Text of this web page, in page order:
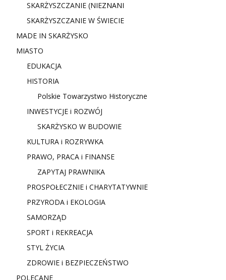
SKARŻYSZCZANIE (NIEZNANI
SKARŻYSZCZANIE W ŚWIECIE
MADE IN SKARŻYSKO
MIASTO
EDUKACJA
HISTORIA
Polskie Towarzystwo Historyczne
INWESTYCJE i ROZWÓJ
SKARŻYSKO W BUDOWIE
KULTURA i ROZRYWKA
PRAWO, PRACA i FINANSE
ZAPYTAJ PRAWNIKA
PROSPOŁECZNIE i CHARYTATYWNIE
PRZYRODA i EKOLOGIA
SAMORZĄD
SPORT i REKREACJA
STYL ŻYCIA
ZDROWIE i BEZPIECZEŃSTWO
POLECANE